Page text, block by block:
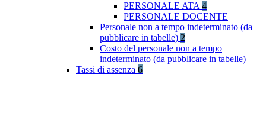
PERSONALE ATA 4
PERSONALE DOCENTE
Personale non a tempo indeterminato (da
pubblicare in tabelle) 2
Costo del personale non a tempo
indeterminato (da pubblicare in tabelle)
Tassi di assenza 6